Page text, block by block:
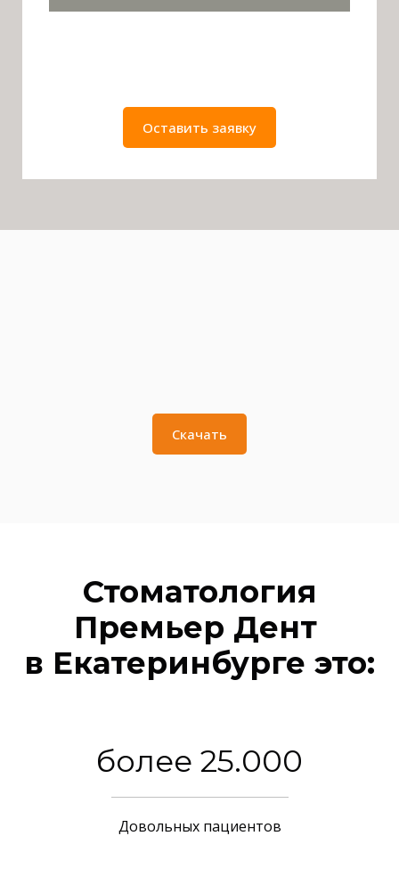
Оставить заявку
Скачать
Стоматология
Премьер Дент
в Екатеринбурге это:
более 25.000
Довольных пациентов